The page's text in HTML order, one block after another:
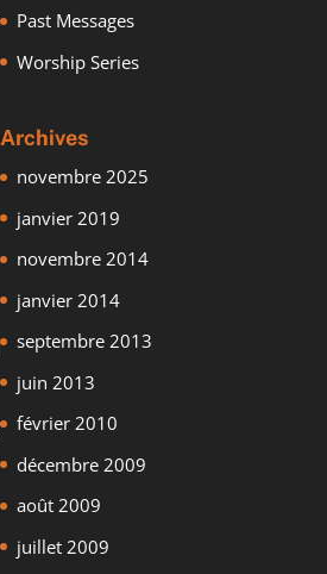
Past Messages
Worship Series
Archives
novembre 2025
janvier 2019
novembre 2014
janvier 2014
septembre 2013
juin 2013
février 2010
décembre 2009
août 2009
juillet 2009